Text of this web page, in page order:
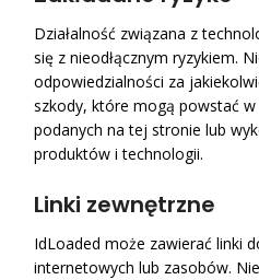
Działalność związana z
się z nieodłącznym ryzykiem.
odpowiedzialności za
szkody, które mogą powstać
podanych na tej stronie lub
produktów i technologii.
Linki zewnętrzne
IdLoaded może zawierać linki
internetowych lub zasobów.